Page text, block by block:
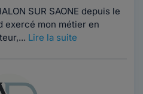
SUR SAONE depuis le
exercé mon métier en
Lire la suite